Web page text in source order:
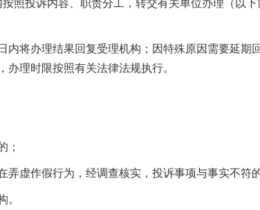
投诉内容、职责分工，转交有关单位办理（以
将办理结果回复受理机构；因特殊原因需要延期
理时限按照有关法律法规执行。
；
虚作假行为，经调查核实，投诉事项与事实不符的
。